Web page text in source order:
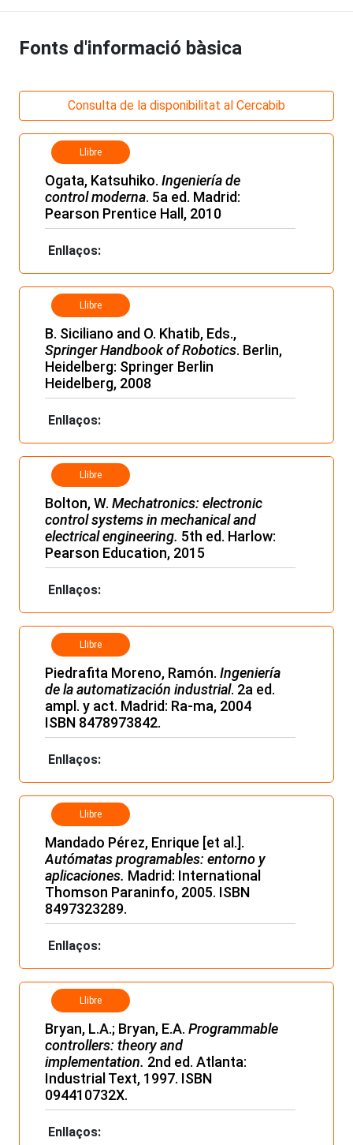
Fonts d'informació bàsica
Consulta de la disponibilitat al Cercabib
Llibre
Ogata, Katsuhiko. Ingeniería de
control moderna. 5a ed. Madrid:
Pearson Prentice Hall, 2010
Enllaços:
Llibre
B. Siciliano and O. Khatib, Eds.,
Springer Handbook of Robotics. Berlin,
Heidelberg: Springer Berlin
Heidelberg, 2008
Enllaços:
Llibre
Bolton, W. Mechatronics: electronic
control systemsin mechanical and
electrical engineering. 5th ed. Harlow:
Pearson Education, 2015
Enllaços:
Llibre
Piedrafita Moreno, Ramón. Ingeniería
de la automatización industrial. 2a ed.
ampl. y act. Madrid: Ra-ma, 2004
ISBN 8478973842.
Enllaços:
Llibre
Mandado Pérez, Enrique [et al.].
Autómatas programables: entorno y
aplicaciones. Madrid: International
Thomson Paraninfo, 2005. ISBN
8497323289.
Enllaços:
Llibre
Bryan, L.A.; Bryan, E.A. Programmable
controllers: theory and
implementation. 2nd ed. Atlanta:
Industrial Text, 1997. ISBN
094410732X.
Enllaços: